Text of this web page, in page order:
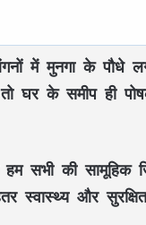
मेंमुनगाके पौधे
घर के समीप ही
सभी कीसामूहिक
स्वास्थ्यऔर